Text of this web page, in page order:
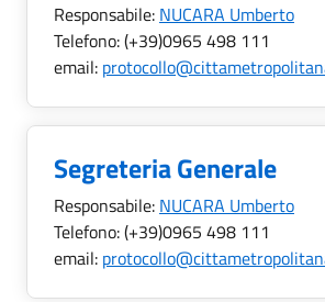
Responsabile: NUCARA Umberto
Telefono:(+39)0965 498 111
email:
Segreteria Generale
Responsabile: NUCARA Umberto
Telefono:(+39)0965 498 111
email: